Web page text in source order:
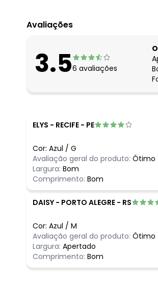
agosto/2026
maio/2026
abril/2026
fevereiro/2026
Avaliações
3.56 avaliações
ELYS - RECIFE - PE
Cor: Azul / G
Avaliação geral do produto: Ótimo
Largura: Bom
Comprimento: Bom
DAISY - PORTO ALEGRE - RS
Cor: Azul / M
Avaliação geral do produto: Ótimo
Largura: Apertado
Comprimento: Bom